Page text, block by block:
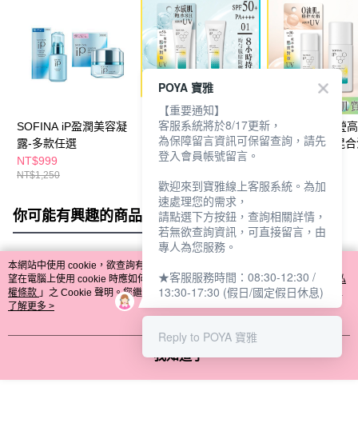
SOFINA iP盈潤美容凝
露-多款任選
NT$999
NT$1,250
SOFINA iP輕瑩高效美
容防曬乳30g混合乾
NT$609
SOFINA iP輕瑩
容防曬乳30g混
你可能有興趣的商品 全站排行
熱門標籤
本網站中使用 cookie，欲查詢有關本網站使用 cookie 方式之詳情，及若您不希
望在電腦上使用 cookie 時應如何變更電腦的 cookie 設定，請參閱本網站「
隱私
權條款 」之 Cookie 聲明。您繼續使用本網站即表示您同意本公司得按本網站使
用條款之 Cookie 聲明使用 cookie。
了解更多 >
我知道了
POYA 寶雅
【重要通知】
客服系統將於8/17更新，
為保障留言資訊可保留查詢，請先
登入會員帳號留言。
歡迎來到寶雅線上客服系統。為加
速處理您的需求，
請點選下方按鈕，查詢相關詳情，
若無欲查詢資訊，可直接留言，由
專人為您服務。
★客服服務時間：08:30-12:30 /
13:30-17:30 (假日/國定假日休息)
Reply to POYA 寶雅